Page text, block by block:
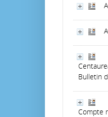
Bulletin
Compte